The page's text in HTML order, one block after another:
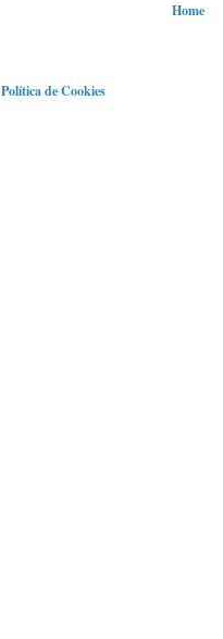
Home
Política de Cookies